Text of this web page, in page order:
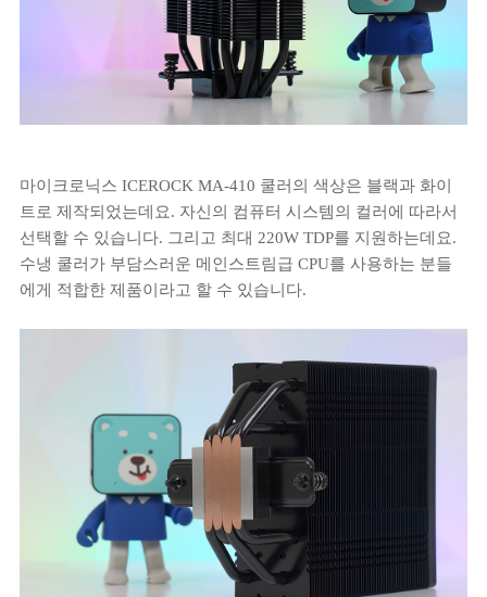
마이크로닉스 ICEROCK MA-410 쿨러의 색상은 블랙과 화이
트로 제작되었는데요. 자신의 컴퓨터 시스템의 컬러에 따라서
선택할 수 있습니다. 그리고 최대 220W TDP를 지원하는데요.
수냉 쿨러가 부담스러운 메인스트림급 CPU를 사용하는 분들
에게 적합한 제품이라고 할 수 있습니다.